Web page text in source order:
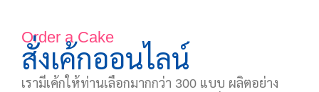
Order a Cake
สั่งเค้กออนไลน์
เรามีเค้กให้ท่านเลือกมากกว่า 300 แบบ ผลิตอย่าง